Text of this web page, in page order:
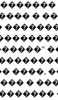
�
����,
�